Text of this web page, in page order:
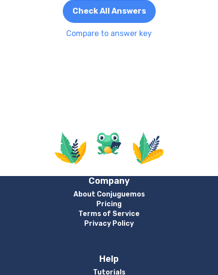
Check All Answers
Compare to answer key
Company
About Conjuguemos
Pricing
Terms of Service
Privacy Policy
Help
Tutorials